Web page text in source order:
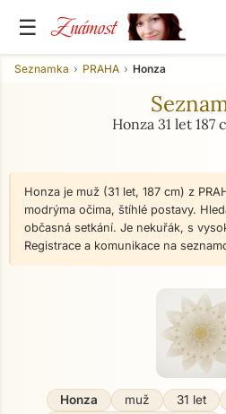
☰ Známost
Seznamka PRAHA Honza
Honza 31 let 187
Honza je muž (31 let, 187 cm) z
modrýma očima, štíhlé postavy.
občasná setkání. Je nekuřák, s
Registrace a komunikace na
Honza muž 31 let